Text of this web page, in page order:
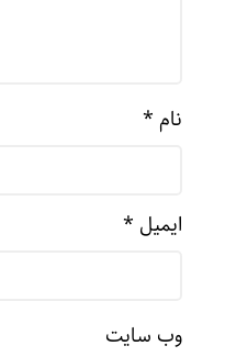
نام *
ایمیل *
وب‌ سایت